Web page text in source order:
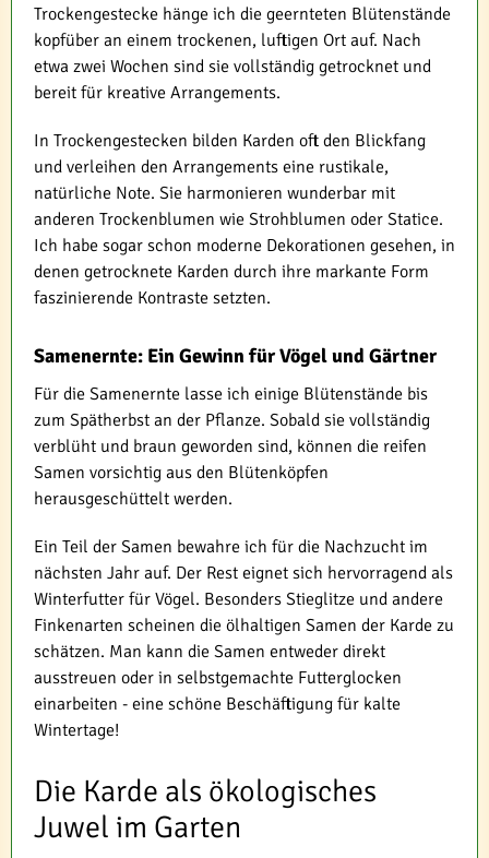
Trockengestecke hänge ich die geernteten Blütenstände
kopfüber an einem trockenen, luftigen Ort auf. Nach
etwa zwei Wochen sind sie vollständig getrocknet und
bereit für kreative Arrangements.
In Trockengestecken bilden Karden oft den Blickfang
und verleihen den Arrangements eine rustikale,
natürliche Note. Sie harmonieren wunderbar mit
anderen Trockenblumen wie Strohblumen oder Statice.
Ich habe sogar schon moderne Dekorationen gesehen, in
denen getrocknete Karden durch ihre markante Form
faszinierende Kontraste setzten.
Samenernte: Ein Gewinn für Vögel und Gärtner
Für die Samenernte lasse ich einige Blütenstände bis
zum Spätherbst an der Pflanze. Sobald sie vollständig
verblüht und braun geworden sind, können die reifen
Samen vorsichtig aus den Blütenköpfen
herausgeschüttelt werden.
Ein Teil der Samen bewahre ich für die Nachzucht im
nächsten Jahr auf. Der Rest eignet sich hervorragend als
Winterfutter für Vögel. Besonders Stieglitze und andere
Finkenarten scheinen die ölhaltigen Samen der Karde zu
schätzen. Man kann die Samen entweder direkt
ausstreuen oder in selbstgemachte Futterglocken
einarbeiten - eine schöne Beschäftigung für kalte
Wintertage!
Die Karde als ökologisches
Juwel im Garten